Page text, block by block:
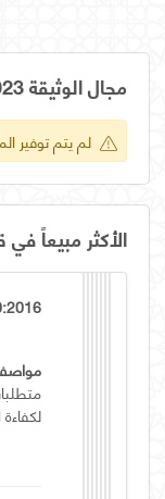
مجال الوثيقة GSO IEC 63294:2023
لم يتم توفير
الأكثر مبيعاً في